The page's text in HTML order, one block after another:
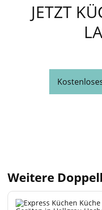
JETZT
Weitere